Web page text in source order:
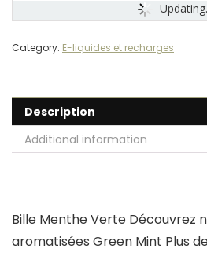
Category: E-liquides et recharges
Description
Additional information
Bille Menthe Verte Découvrez
aromatisées Green Mint Plus